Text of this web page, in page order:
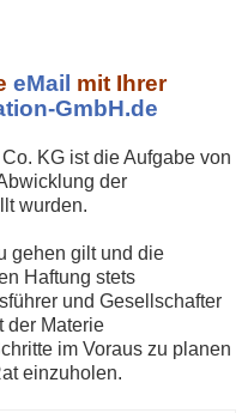
eMail mit Ihrer
GmbH.de
KG ist die Aufgabe von
der
wurden.
gehen gilt und die
Haftung stets
und Gesellschafter
der Materie
im Voraus zu planen
einzuholen.